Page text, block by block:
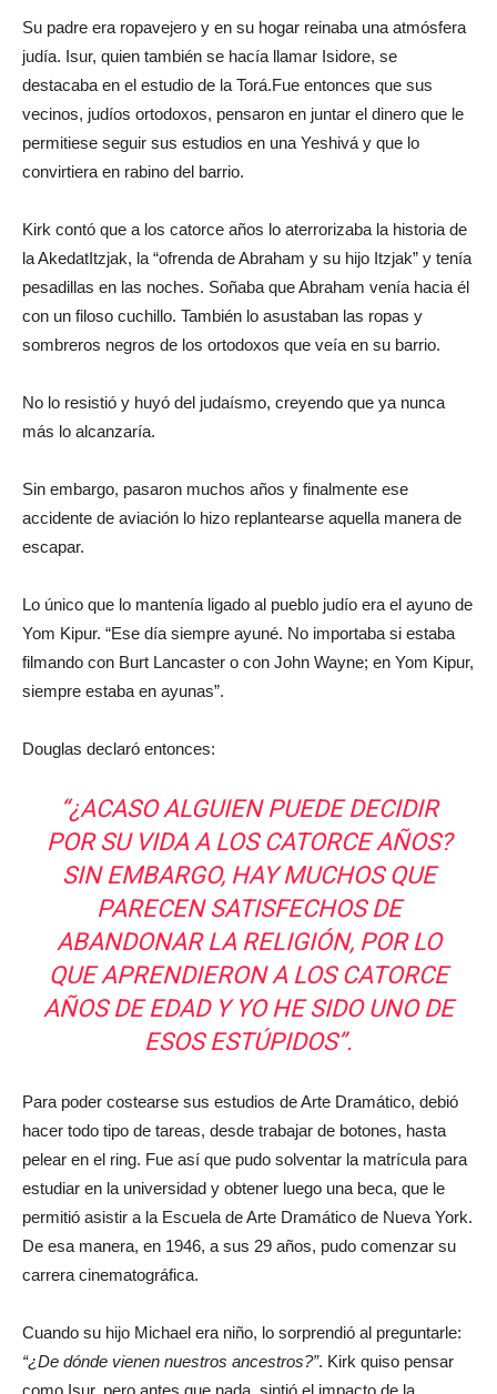
Su padre era ropavejero y en su hogar reinaba una atmósfera
judía. Isur, quien también se hacía llamar Isidore, se
destacaba en el estudio de la Torá.Fue entonces que sus
vecinos, judíos ortodoxos, pensaron en juntar el dinero que le
permitiese seguir sus estudios en una Yeshivá y que lo
convirtiera en rabino del barrio.
Kirk contó que a los catorce años lo aterrorizaba la historia de
la AkedatItzjak, la “ofrenda de Abraham y su hijo Itzjak” y tenía
pesadillas en las noches. Soñaba que Abraham venía hacia él
con un filoso cuchillo. También lo asustaban las ropas y
sombreros negros de los ortodoxos que veía en su barrio.
No lo resistió y huyó del judaísmo, creyendo que ya nunca
más lo alcanzaría.
Sin embargo, pasaron muchos años y finalmente ese
accidente de aviación lo hizo replantearse aquella manera de
escapar.
Lo único que lo mantenía ligado al pueblo judío era el ayuno de
Yom Kipur. “Ese día siempre ayuné. No importaba si estaba
filmando con Burt Lancaster o con John Wayne; en Yom Kipur,
siempre estaba en ayunas”.
Douglas declaró entonces:
“¿ACASO ALGUIEN PUEDE DECIDIR
POR SU VIDA A LOS CATORCE AÑOS?
SIN EMBARGO, HAY MUCHOS QUE
PARECEN SATISFECHOS DE
ABANDONAR LA RELIGIÓN, POR LO
QUE APRENDIERON A LOS CATORCE
AÑOS DE EDAD Y YO HE SIDO UNO DE
ESOS ESTÚPIDOS”.
Para poder costearse sus estudios de Arte Dramático, debió
hacer todo tipo de tareas, desde trabajar de botones, hasta
pelear en el ring. Fue así que pudo solventar la matrícula para
estudiar en la universidad y obtener luego una beca, que le
permitió asistir a la Escuela de Arte Dramático de Nueva York.
De esa manera, en 1946, a sus 29 años, pudo comenzar su
carrera cinematográfica.
Cuando su hijo Michael era niño, lo sorprendió al preguntarle:
“¿De dónde vienen nuestros ancestros?”. Kirk quiso pensar